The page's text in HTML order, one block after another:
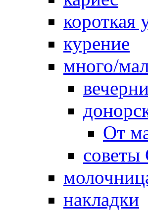
короткая
курение
много/
От
советы
накладки